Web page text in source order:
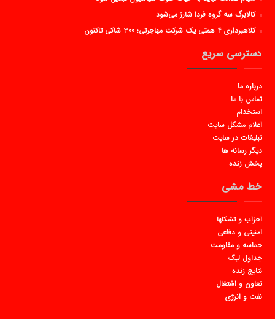
کالابرگ سه گروه فردا شارژ می‌شود
کلاهبرداری ۴ همتی یک شرکت مهاجرتی؛ ۳۰۰ شاکی تاکنون
دسترسی سریع
درباره ما
تماس با ما
استخدام
اعلام مشکل سایت
تبلیغات در سایت
دیگر رسانه ها
پخش زنده
خط مشی
احزاب و تشکلها
امنیتی و دفاعی
حماسه و مقاومت
جداول لیگ
نتایج زنده
تعاون و اشتغال
نفت و انرژی